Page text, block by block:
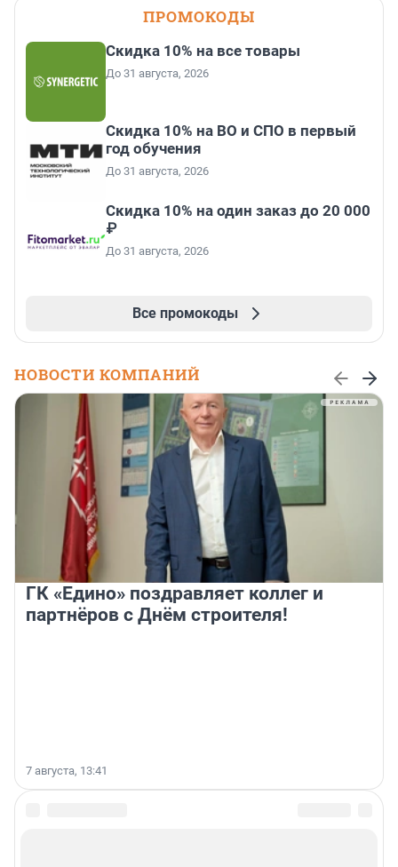
ПРОМОКОДЫ
Скидка 10% на все товары
До 31 августа, 2026
Скидка 10% на ВО и СПО в первый
год обучения
До 31 августа, 2026
Скидка 10% на один заказ до 20 000
₽
До 31 августа, 2026
Все промокоды
НОВОСТИ КОМПАНИЙ
ГК «Едино» поздравляет коллег и
партнёров с Днём строителя!
7 августа, 13:41